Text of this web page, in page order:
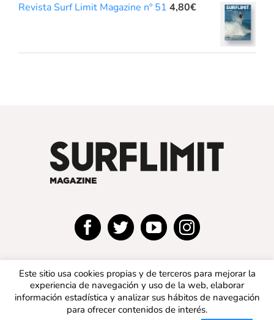
Revista Surf Limit Magazine nº 51 4,80€
Este sitio usa cookies propias y de terceros para mejorar la
experiencia de navegación y uso de la web, elaborar
información estadística y analizar sus hábitos de navegación
para ofrecer contenidos de interés.